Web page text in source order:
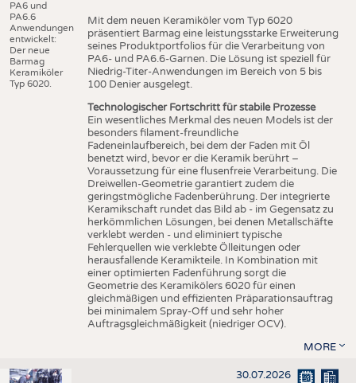
PA6 und
PA6.6
Anwendungen
entwickelt:
Der neue
Barmag
Keramiköler
Typ 6020.
Mit dem neuen Keramiköler vom Typ 6020
präsentiert Barmag eine leistungsstarke Erweiterung
seines Produktportfolios für die Verarbeitung von
PA6- und PA6.6-Garnen. Die Lösung ist speziell für
Niedrig-Titer-Anwendungen im Bereich von 5 bis
100 Denier ausgelegt.
Technologischer Fortschritt für stabile Prozesse
Ein wesentliches Merkmal des neuen Models ist der
besonders filament-freundliche
Fadeneinlaufbereich, bei dem der Faden mit Öl
benetzt wird, bevor er die Keramik berührt –
Voraussetzung für eine flusenfreie Verarbeitung. Die
Dreiwellen-Geometrie garantiert zudem die
geringstmögliche Fadenberührung. Der integrierte
Keramikschaft rundet das Bild ab - im Gegensatz zu
herkömmlichen Lösungen, bei denen Metallschäfte
verklebt werden - und eliminiert typische
Fehlerquellen wie verklebte Ölleitungen oder
herausfallende Keramikteile. In Kombination mit
einer optimierten Fadenführung sorgt die
Geometrie des Keramikölers 6020 für einen
gleichmäßigen und effizienten Präparationsauftrag
bei minimalem Spray-Off und sehr hoher
Auftragsgleichmäßigkeit (niedriger OCV).
MORE
30.07.2026